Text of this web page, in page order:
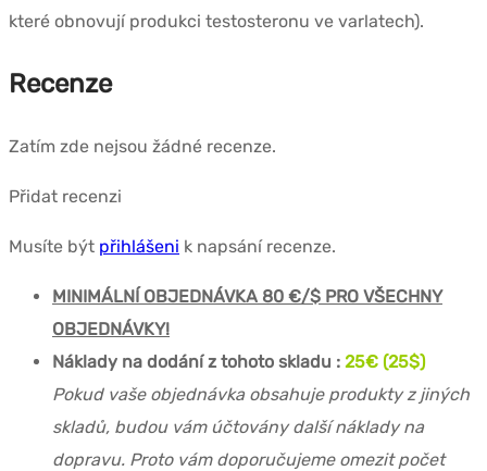
které obnovují produkci testosteronu ve varlatech).
Recenze
Zatím zde nejsou žádné recenze.
Přidat recenzi
Musíte být přihlášeni k napsání recenze.
MINIMÁLNÍ OBJEDNÁVKA 80 €/$ PRO VŠECHNY
OBJEDNÁVKY!
Náklady na dodání z tohoto skladu : 25€ (25$)
Pokud vaše objednávka obsahuje produkty z jiných
skladů, budou vám účtovány další náklady na
dopravu. Proto vám doporučujeme omezit počet